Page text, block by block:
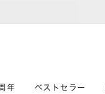
年 ベストセラー